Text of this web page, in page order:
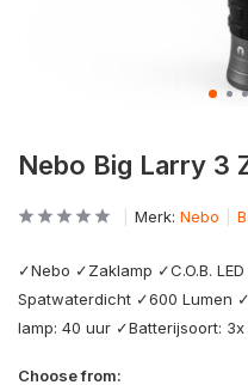
Nebo Big Larry 3
Merk: Nebo
✓Nebo ✓Zaklamp ✓C.O.B.
Spatwaterdicht ✓600 Lumen
lamp: 40 uur ✓Batterijsoort:
Choose from: